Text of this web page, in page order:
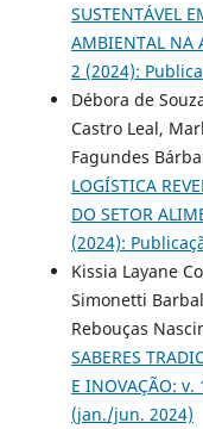
SUSTENTÁVEL
AMBIENTAL NA
2 (2024):
Débora de
Castro Leal,
Fagundes
LOGÍSTICA
DO SETOR
(2024):
Kissia Layane
Simonetti
Rebouças
SABERES
E INOVAÇÃO:
(jan./jun. 2024)